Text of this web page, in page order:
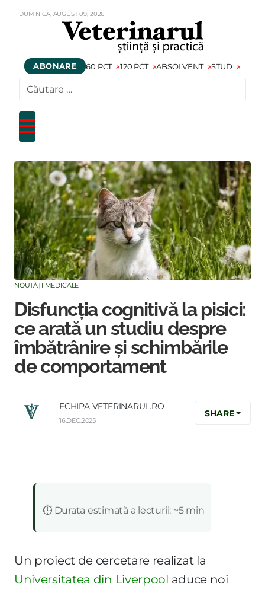
DUMINICĂ, AUGUST09, 2026
ABONARE 60 PCT 120 PCT ABSOLVENT STUD
NOUTĂȚI MEDICALE
Disfuncția cognitivă la pisici:
ce arată un studiu despre
îmbătrânire și schimbările
de comportament
ECHIPA VETERINARUL.RO
16.DEC.2025
SHARE
⏱️ Durata estimată a lecturii: ~5 min
Un proiect de cercetare realizat la
Universitatea din Liverpool aduce noi